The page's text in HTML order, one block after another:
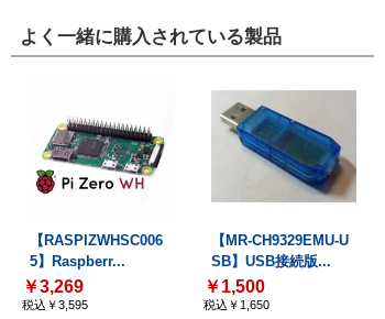
よく一緒に購入されている製品
【RASPIZWHSC006
5】Raspberr...
￥3,269
税込￥3,595
【MR-CH9329EMU-U
SB】USB接続版...
￥1,500
税込￥1,650